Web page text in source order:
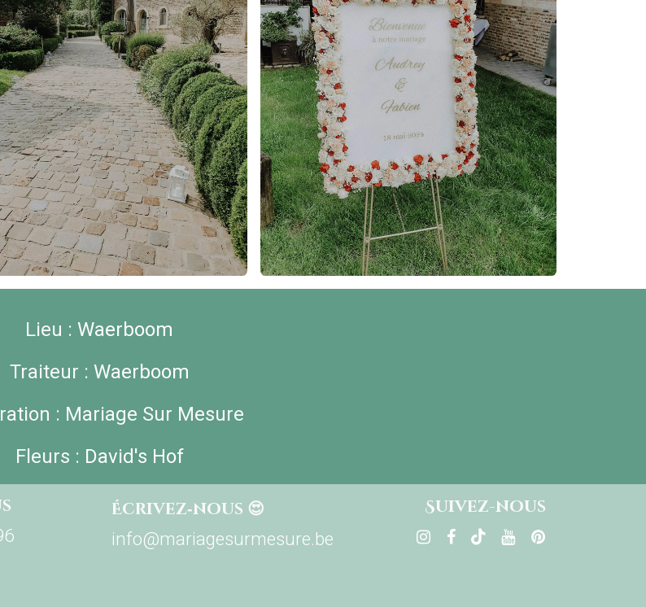
Lieu : Waerboom
Traiteur : Waerboom
: Mariage Sur Mesure
Fleurs : David's Hof
Écrivez‑nous 😍
info@mariagesurmesure.be
Su​ivez-nous